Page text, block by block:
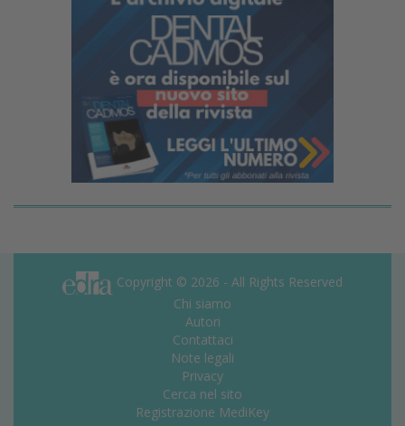
Copyright © 2026 - All Rights Reserved
Chi siamo
Autori
Contattaci
Note legali
Privacy
Cerca nel sito
Registrazione MediKey